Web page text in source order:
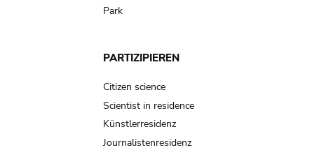
Park
PARTIZIPIEREN
Citizen science
Scientist in residence
Künstlerresidenz
Journalistenresidenz